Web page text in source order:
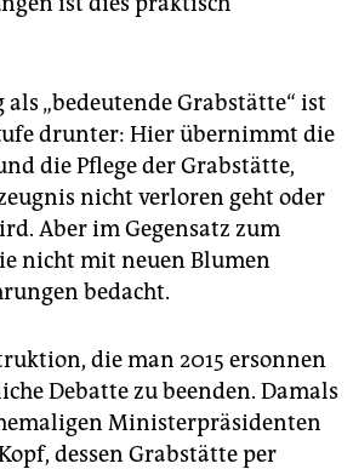
„bedeutende Grabstätte“ ist
drunter: Hier übernimmt die
die Pflege der Grabstätte,
nicht verloren geht oder
Aber im Gegensatz zum
nicht mit neuen Blumen
bedacht.
die man 2015 ersonnen
Debatte zu beenden. Damals
Ministerpräsidenten
dessen Grabstätte per